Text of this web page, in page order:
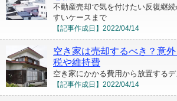
不動産売却で気を付けたい反復継
すいケースまで
【記事作成日】 2022/04/14
空き家は売却するべき？意
税や維持費
空き家にかかる費用から放置する
【記事作成日】 2022/04/14